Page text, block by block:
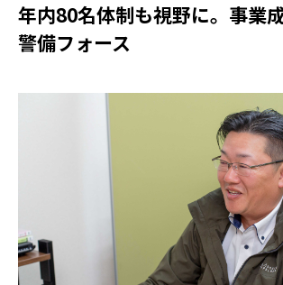
年内80名体制も視野に。事業
警備フォース